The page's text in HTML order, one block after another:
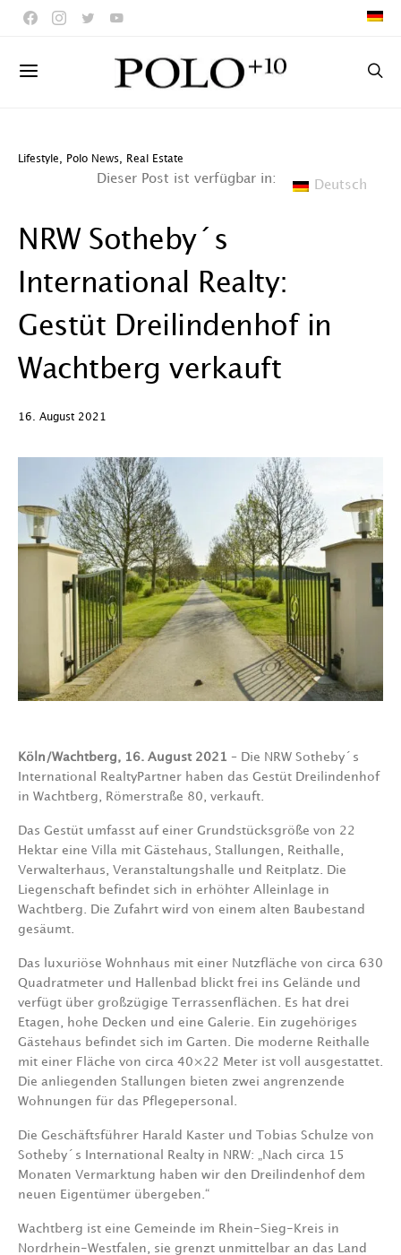
Lifestyle Polo News Real Estate
Dieser Post ist verfügbar in: Deutsch
NRW Sotheby´s
International Realty:
Gestüt Dreilindenhof in
Wachtberg verkauft
16. August 2021
Köln/Wachtberg, 16. August 2021 – Die NRW Sotheby´s
International RealtyPartner haben das Gestüt Dreilindenhof
in Wachtberg, Römerstraße 80, verkauft.
Das Gestüt umfasst auf einer Grundstücksgröße von 22
Hektar eine Villa mit Gästehaus, Stallungen, Reithalle,
Verwalterhaus, Veranstaltungshalle und Reitplatz. Die
Liegenschaft befindet sich in erhöhter Alleinlage in
Wachtberg. Die Zufahrt wird von einem alten Baubestand
gesäumt.
Das luxuriöse Wohnhaus mit einer Nutzfläche von circa 630
Quadratmeter und Hallenbad blickt frei ins Gelände und
verfügt über großzügige Terrassenflächen. Es hat drei
Etagen, hohe Decken und eine Galerie. Ein zugehöriges
Gästehaus befindet sich im Garten. Die moderne Reithalle
mit einer Fläche von circa 40×22 Meter ist voll ausgestattet.
Die anliegenden Stallungen bieten zwei angrenzende
Wohnungen für das Pflegepersonal.
Die Geschäftsführer Harald Kaster und Tobias Schulze von
Sotheby´s International Realty in NRW: „Nach circa 15
Monaten Vermarktung haben wir den Dreilindenhof dem
neuen Eigentümer übergeben.“
Wachtberg ist eine Gemeinde im Rhein-Sieg-Kreis in
Nordrhein-Westfalen, sie grenzt unmittelbar an das Land